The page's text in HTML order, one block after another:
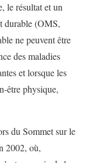
le résultat et un
durable (OMS,
ne peuvent être
des maladies
et lorsque les
être physique,
du Sommet sur le
2002, où,